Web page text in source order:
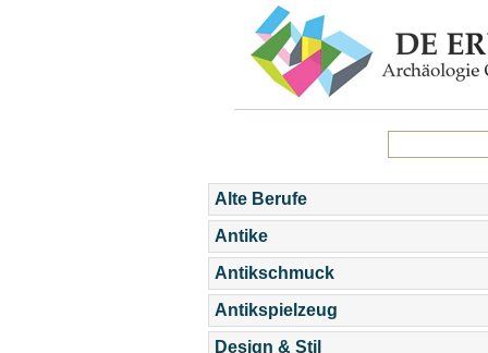
Alte Berufe
Antike
Antikschmuck
Antikspielzeug
Design & Stil